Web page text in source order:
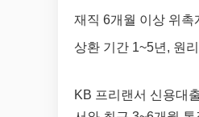
재직 6개월 이상 위
상환 기간 1~5년, 원
KB 프리랜서 신용대